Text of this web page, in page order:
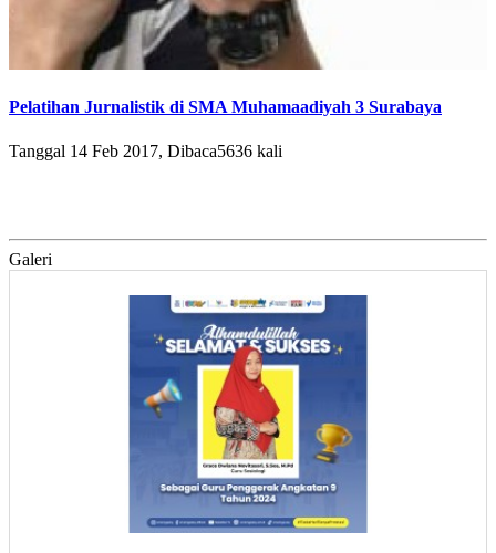
Pelatihan Jurnalistik di SMA Muhamaadiyah 3 Surabaya
Tanggal 14 Feb 2017, Dibaca5636 kali
Galeri